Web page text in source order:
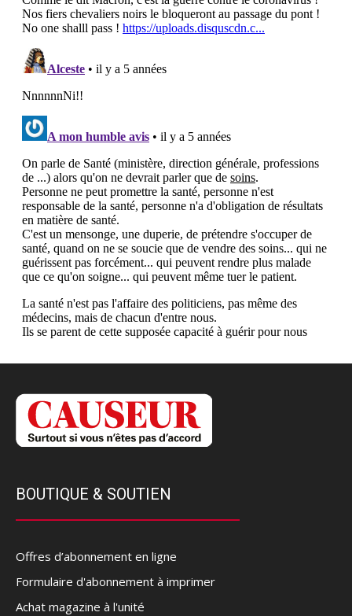
BOUTIQUE & SOUTIEN
Offres d’abonnement en ligne
Formulaire d'abonnement à imprimer
Achat magazine à l'unité